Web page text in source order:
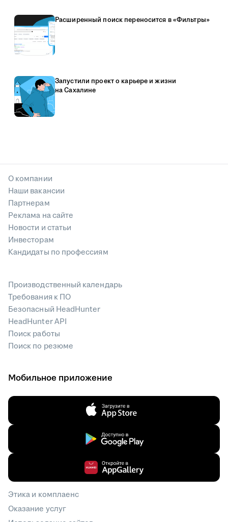
Расширенный поиск переносится в «Фильтры»
Запустили проект о карьере и жизни
на Сахалине
О компании
Наши вакансии
Партнерам
Реклама на сайте
Новости и статьи
Инвесторам
Кандидаты по профессиям
Производственный календарь
Требования к ПО
Безопасный HeadHunter
HeadHunter API
Поиск работы
Поиск по резюме
Мобильное приложение
Этика и комплаенс
Оказание услуг